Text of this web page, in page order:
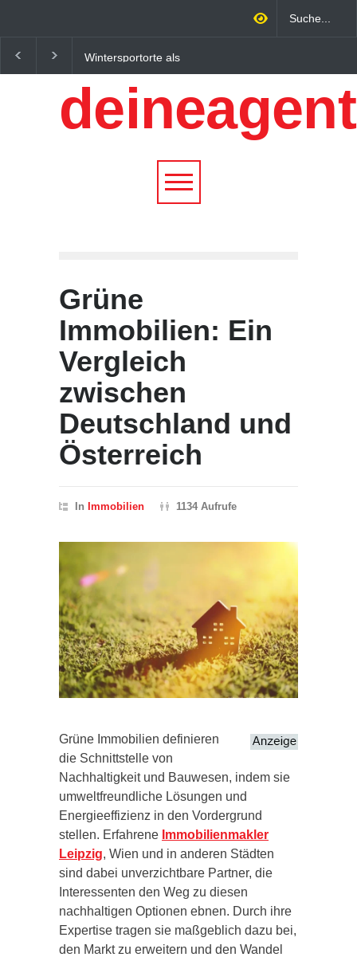
Regionalökonomie im
digitalen Zeitalter: Warum
lokale Expertise
Unternehmen nachhaltiger
wachsen lässt
Unterschiede
Süddeutschland und
Österreich einfach
Grüne
Immobilien: Ein
Vergleich
zwischen
Deutschland und
Österreich
In Immobilien 1134 Aufrufe
Grüne Immobilien definieren
die Schnittstelle von
Nachhaltigkeit und Bauwesen, indem sie
umweltfreundliche Lösungen und
Energieeffizienz in den Vordergrund
stellen. Erfahrene Immobilienmakler
Leipzig, Wien und in anderen Städten
sind dabei unverzichtbare Partner, die
Interessenten den Weg zu diesen
nachhaltigen Optionen ebnen. Durch ihre
Expertise tragen sie maßgeblich dazu bei,
den Markt zu erweitern und den Wandel